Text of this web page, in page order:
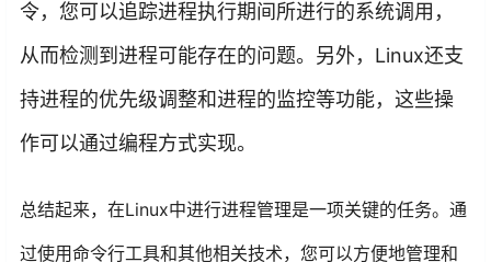
令，您可以追踪进程执行期间所进行的系统调用，
从而检测到进程可能存在的问题。另外，Linux还支
持进程的优先级调整和进程的监控等功能，这些操
作可以通过编程方式实现。
总结起来，在Linux中进行进程管理是一项关键的任务。通
过使用命令行工具和其他相关技术，您可以方便地管理和